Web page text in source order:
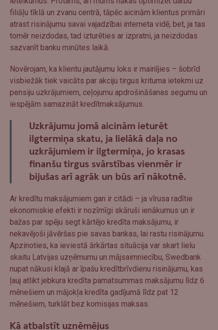
filiāļu tīklā un zvanu centrā, tāpēc aicinām klientus primāri
atrast risinājumu savai vajadzībai interneta vidē, bet, ja tas
tomēr neizdodas, tad izturēties ar izpratni, ja neizdodas
sazvanīt banku minūtes laikā.
Novērojam, ka klientu jautājumu loks ir mainījies – šobrīd
visbiežāk tiek vaicāts par akciju tirgus krituma ietekmi uz
pensiju uzkrājumiem, ceļojumu apdrošināšanas segumu un
iespējām samazināt kredītmaksājumus.
Uzkrājumu jomā aicinām ieturēt
ilgtermiņa skatu, ja lielākā daļa no
uzkrājumiem ir ilgtermiņa, jo krasas
finanšu tirgus svārstības vienmēr ir
bijušas arī agrāk un būs arī nākotnē.
Ar kredītu maksājumiem gan ir citādi – ja vīrusa radītie
ekonomiskie efekti ir nozīmīgi skāruši ienākumus un ir
bažas par spēju segt kārtējo kredīta maksājumu, ir
nekavējoši jāvēršas pie savas bankas, lai rastu risinājumu.
Apzinoties, ka ieviestā ārkārtas situācija var skart lielu
skaitu Latvijas uzņēmumu un mājsaimniecību, Swedbank
nupat nākusi klajā ar īpašu kredītbrīvdienu risinājumu, kas
ļauj atlikt jebkura kredīta pamatsummas maksājumu līdz 6
mēnešiem un mājokļa kredīta gadījumā līdz pat 12
mēnešiem, turklāt bez komisijas maksas.
Kā atbalstīt uzņēmējus